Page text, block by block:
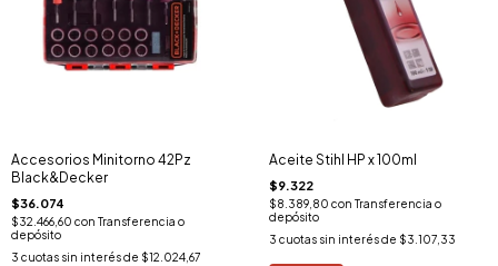
Accesorios Minitorno 42Pz
Black&Decker
$36.074
$32.466,60 con Transferencia o
depósito
3 cuotas sin interés de $12.024,67
Aceite Stihl HP x 100ml
$9.322
$8.389,80 con Transferencia o
depósito
3 cuotas sin interés de $3.107,33